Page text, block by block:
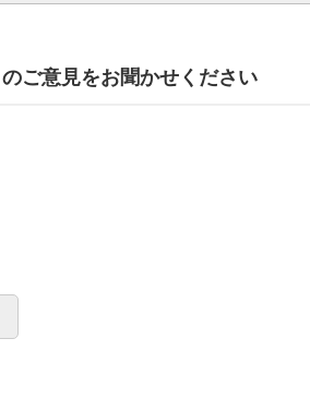
ご意見をお聞かせください